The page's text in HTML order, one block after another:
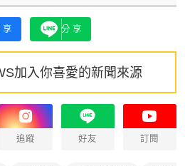
分享
加入你喜愛的新聞來源
追蹤 好友 訂閱